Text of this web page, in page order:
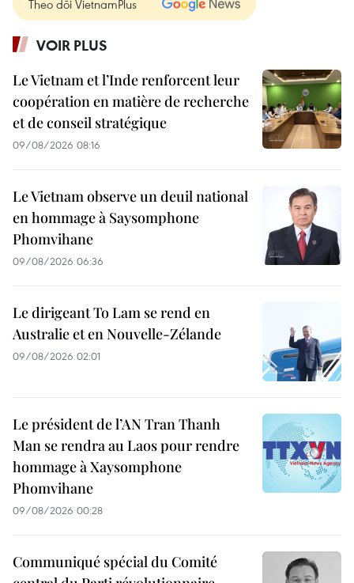
Theo dõi VietnamPlus
VOIR PLUS
Le Vietnam et l’Inde renforcent leur
coopération en matière de recherche
et de conseil stratégique
09/08/2026 08:16
Le Vietnam observe un deuil national
en hommage à Saysomphone
Phomvihane
09/08/2026 06:36
Le dirigeant To Lam se rend en
Australie et en Nouvelle-Zélande
09/08/2026 02:01
Le président de l’AN Tran Thanh
Man se rendra au Laos pour rendre
hommage à Xaysomphone
Phomvihane
09/08/2026 00:28
Communiqué spécial du Comité